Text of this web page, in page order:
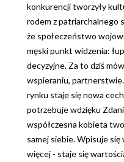
konkurencji tworzyły
rodem z patriarchalnego
że społeczeństwo
męski punkt widzenia:
decyzyjne. Za to dziś
wspieraniu,
rynku staje się nowa
potrzebuje wdzięku
współczesna kobieta
samej siebie. Wpisuje
więcej - staje się